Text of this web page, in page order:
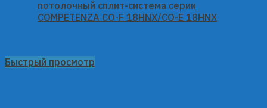
Быстрый просмотр